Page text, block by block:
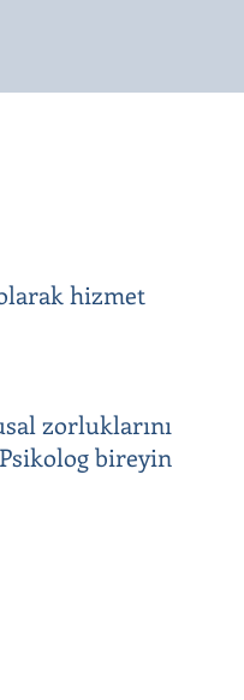
hizmet
zorluklarını
bireyin